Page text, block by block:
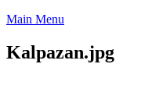
Main Menu
Kalpazan.jpg